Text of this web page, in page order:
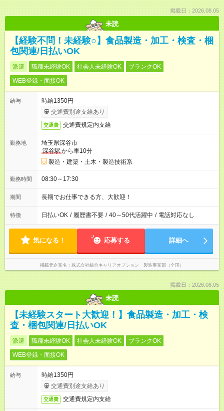
掲載日：2026.08.05
未読
【経験不問！未経験○】食品製造・加工・検査・梱
包関連/日払いOK
派遣 職種未経験OK 社会人未経験OK
ブランクOK
WEB登録・面接OK
給与
時給1350円
交通費別途支給あり
交通費 交通費規定内支給
勤務地
埼玉県深谷市
深谷駅から車10分
製造・建築・土木・製造技術系
勤務時間 08:30～17:30
期間 長期でお仕事できる方、大歓迎！
特徴 日払いOK / 履歴書不要 / 40～50代活躍中 / 電話対応なし
気になる！ 応募する 詳細へ
掲載元企業名 株式会社綜合キャリアオプション 製造事業部（全国）
掲載日：2026.08.05
未読
【未経験スタート大歓迎！】食品製造・加工・検
査・梱包関連/日払いOK
派遣 職種未経験OK 社会人未経験OK
ブランクOK
WEB登録・面接OK
給与
時給1350円
交通費別途支給あり
交通費 交通費規定内支給